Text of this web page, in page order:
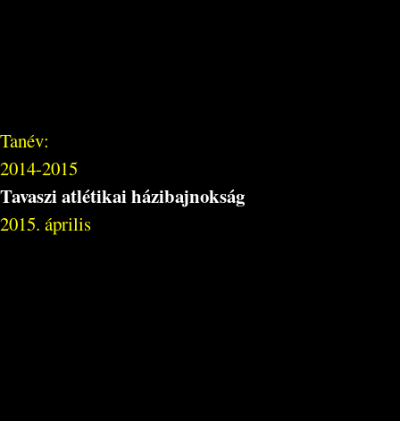
Tanév:
2014-2015
Tavaszi atlétikai házibajnokság
2015. április